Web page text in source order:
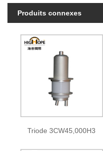
Produits connexes
Triode 3CW45,000H3